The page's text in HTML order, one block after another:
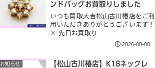
ンドバッグお買取りしました
いつも買取大吉松山古川椿店をご利
用いただきありがとうございます！
🔆 先日お買取り…
2026-08-08
お知らせ
【松山古川椿店】K18ネックレ